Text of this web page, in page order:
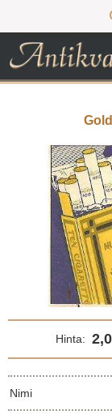
Hinta:
Nimi